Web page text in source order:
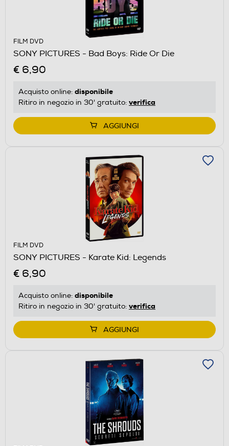
FILM DVD
SONY PICTURES - Bad Boys: Ride Or Die
€ 6,90
Acquisto online: disponibile
Ritiro in negozio in 30' gratuito: verifica
AGGIUNGI
FILM DVD
SONY PICTURES - Karate Kid: Legends
€ 6,90
Acquisto online: disponibile
Ritiro in negozio in 30' gratuito: verifica
AGGIUNGI